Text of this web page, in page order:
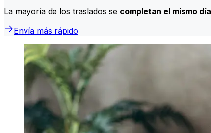
La mayoría de los traslados se completan el mismo día
Envía más rápido